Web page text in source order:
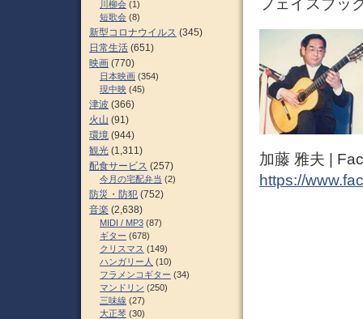
フェイスブッ
加藤 雅夫 |
https://
川柳会 (1)
短歌会 (8)
新型コロナウイルス (345)
日常生活 (651)
映画 (770)
日本映画 (354)
現中映 (45)
津波 (366)
火山 (91)
環境 (944)
観光 (1,311)
配食サービス (257)
今月の宅配弁当 (2)
防災・防犯 (752)
音楽 (2,638)
MIDI / MP3 (87)
ギター (678)
クリスマス (149)
ハンガリー人 (10)
フラメンコギター (34)
マンドリン (250)
三味線 (27)
大正琴 (30)